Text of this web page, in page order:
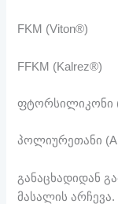
FKM (Viton®)
FFKM (Kalrez®)
ფტორსილიკონი
პოლიურეთანი
განაცხადიდან
მასალის არჩევა.